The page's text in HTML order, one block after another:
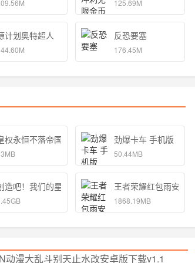
125.69M
计划奥特超人 反恐要塞
176.45M
语 手机版
权永恒不落帝国官方 劲爆卡车 手机版
50.44MB
造吧！我们的星球 王者荣耀红包雨安卓
1868.19MB
动漫大乱斗别天止水改安卓版下载v1.1